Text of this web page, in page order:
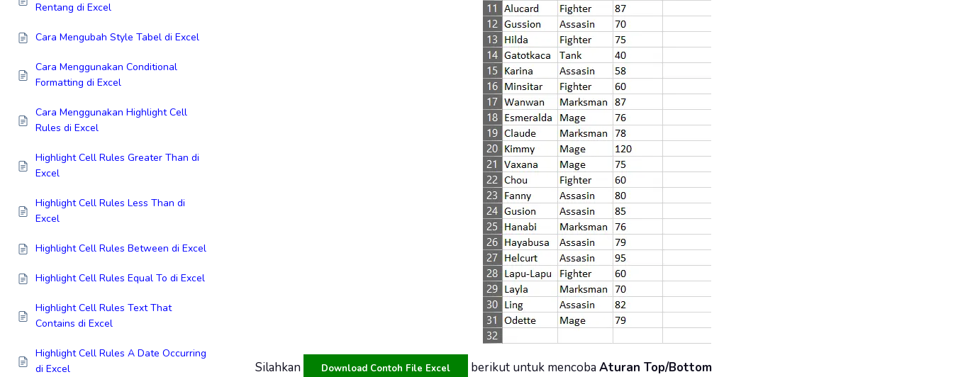
Rentang di Excel
Cara Mengubah Style Tabel di Excel
Cara Menggunakan Conditional
Formatting di Excel
Cara Menggunakan Highlight Cell
Rules di Excel
Highlight Cell Rules Greater Than di
Excel
Highlight Cell Rules Less Than di
Excel
Highlight Cell Rules Between di Excel
Highlight Cell Rules Equal To di Excel
Highlight Cell Rules Text That
Contains di Excel
Highlight Cell Rules A Date Occurring
di Excel
Silahkan Download Contoh File Excel berikut untuk mencoba Aturan Top/Bottom